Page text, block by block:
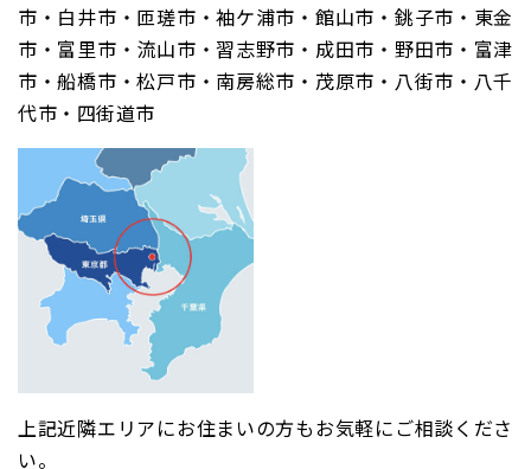
市・白井市・匝瑳市・袖ケ浦市・館山市・銚子市・東金
市・富里市・流山市・習志野市・成田市・野田市・富津
市・船橋市・松戸市・南房総市・茂原市・八街市・八千
代市・四街道市
上記近隣エリアにお住まいの方もお気軽にご相談くださ
い。